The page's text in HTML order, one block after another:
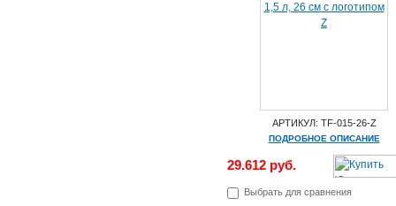
АРТИКУЛ: TF-015-26-Z
ПОДРОБНОЕ ОПИСАНИЕ
29.612 руб.
Выбрать для сравнения